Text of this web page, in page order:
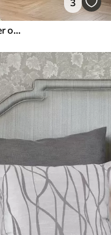
Papegøjer blandt pæoner, hortensiaer og magnolier